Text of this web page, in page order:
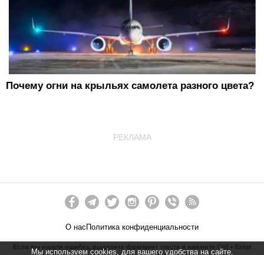
Мы используем cookies, для вашего удобства на сайте.
Почему огни на крыльях самолета разного цвета?
РЕКЛАМА
О нас Политика конфиденциальности
Если вы нашли ошибку, выделите фрагмент текста и нажмите Ctrl + Enter